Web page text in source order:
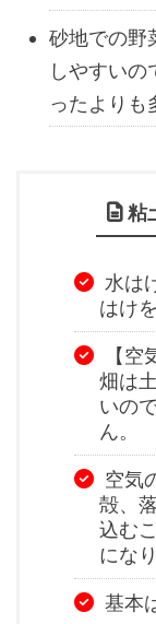
砂地での野
しやすいの
ったよりも
粘
水は
はけ
【
畑は
いの
ん。
空気
殻、
込む
にな
基本